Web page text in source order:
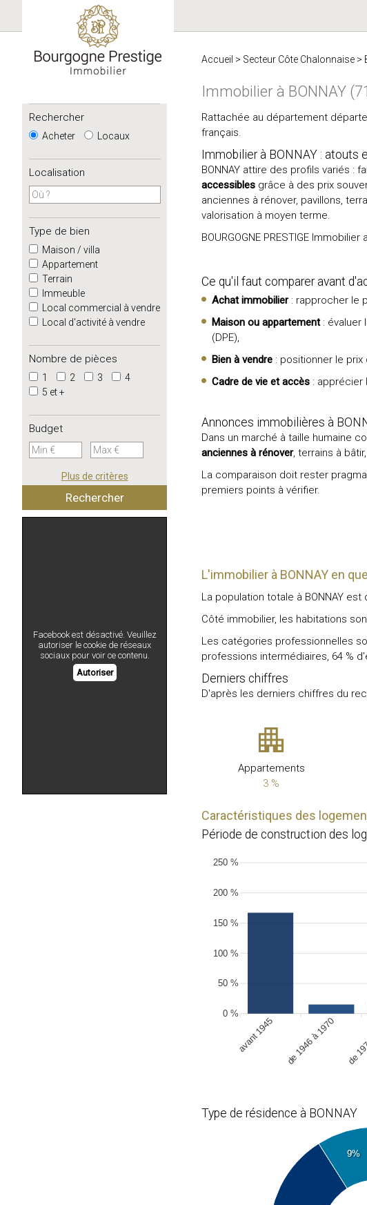
Rechercher
Acheter Locaux
Localisation
Type de bien
Maison / villa
Appartement
Terrain
Immeuble
Local commercial à vendre
Local d'activité à vendre
Nombre de pièces
1 2 3
4
5 et +
Budget
Plus de critères
Facebook est désactivé. Veuillez
autoriser le cookie de réseaux
sociaux pour voir ce contenu.
Autoriser
Accueil > Secteur Côte Chalonnaise >
Immobilier à BONNAY
Rattachée au département
français.
Immobilier à BONNAY : atouts
BONNAY attire des profils variés :
accessibles grâce à des prix
anciennes à rénover, pavillons,
valorisation à moyen terme.
BOURGOGNE PRESTIGE
Ce qu'il faut comparer avant
Achat immobilier: rapprocher le
Maison ou appartement: évaluer
(DPE),
Bien à vendre : positionner le
Cadre de vie et accès : apprécier
Annonces immobilières à
Dans un marché à taille humaine
anciennes à rénover, terrains à
La comparaison doit rester
premiers points à vérifier.
L'immobilier à BONNAY en
La population totale à BONNAY
Côté immobilier, les habitations
Les catégories professionnelles
professions intermédiaires, 64 %
Derniers chiffres
D'après les derniers chiffres du
Appartements
3 %
Caractéristiques des
Période de construction des
250 %
200 %
150 %
100 %
50 %
0 %
avant 1945 de 1946 à 1970 de
Type de résidence à BONNAY
9%